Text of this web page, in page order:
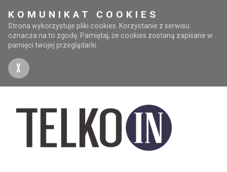
KOMUNIKAT COOKIES
Strona wykorzystuje pliki cookies. Korzystanie z serwisu
oznacza na to zgodę. Pamiętaj, że cookies zostaną zapisane w
pamięci twojej przeglądarki.
X